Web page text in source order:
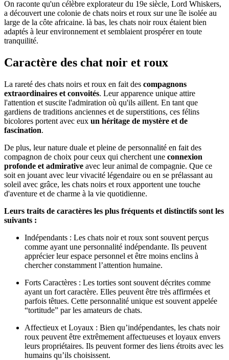
On raconte qu'un célèbre explorateur du 19e siècle, Lord Whiskers,
a découvert une colonie de chats noirs et roux sur une île isolée au
large de la côte africaine. là bas, les chats noir roux étaient bien
adaptés à leur environnement et semblaient prospérer en toute
tranquilité.
Caractère des chat noir et roux
La rareté des chats noirs et roux en fait des compagnons
extraordinaires et convoités. Leur apparence unique attire
l'attention et suscite l'admiration où qu'ils aillent. En tant que
gardiens de traditions anciennes et de superstitions, ces félins
bicolores portent avec eux un héritage de mystère et de
fascination.
De plus, leur nature duale et pleine de personnalité en fait des
compagnon de choix pour ceux qui cherchent une connexion
profonde et admirative avec leur animal de compagnie. Que ce
soit en jouant avec leur vivacité légendaire ou en se prélassant au
soleil avec grâce, les chats noirs et roux apportent une touche
d'aventure et de charme à la vie quotidienne.
Leurs traits de caractères les plus fréquents et distinctifs sont les
suivants :
Indépendants : Les chats noir et roux sont souvent perçus
comme ayant une personnalité indépendante. Ils peuvent
apprécier leur espace personnel et être moins enclins à
chercher constamment l’attention humaine.
Forts Caractères : Les torties sont souvent décrites comme
ayant un fort caractère. Elles peuvent être très affirmées et
parfois têtues. Cette personnalité unique est souvent appelée
“tortitude” par les amateurs de chats.
Affectieux et Loyaux : Bien qu’indépendantes, les chats noir
roux peuvent être extrêmement affectueuses et loyaux envers
leurs propriétaires. Ils peuvent former des liens étroits avec les
humains qu’ils choisissent.